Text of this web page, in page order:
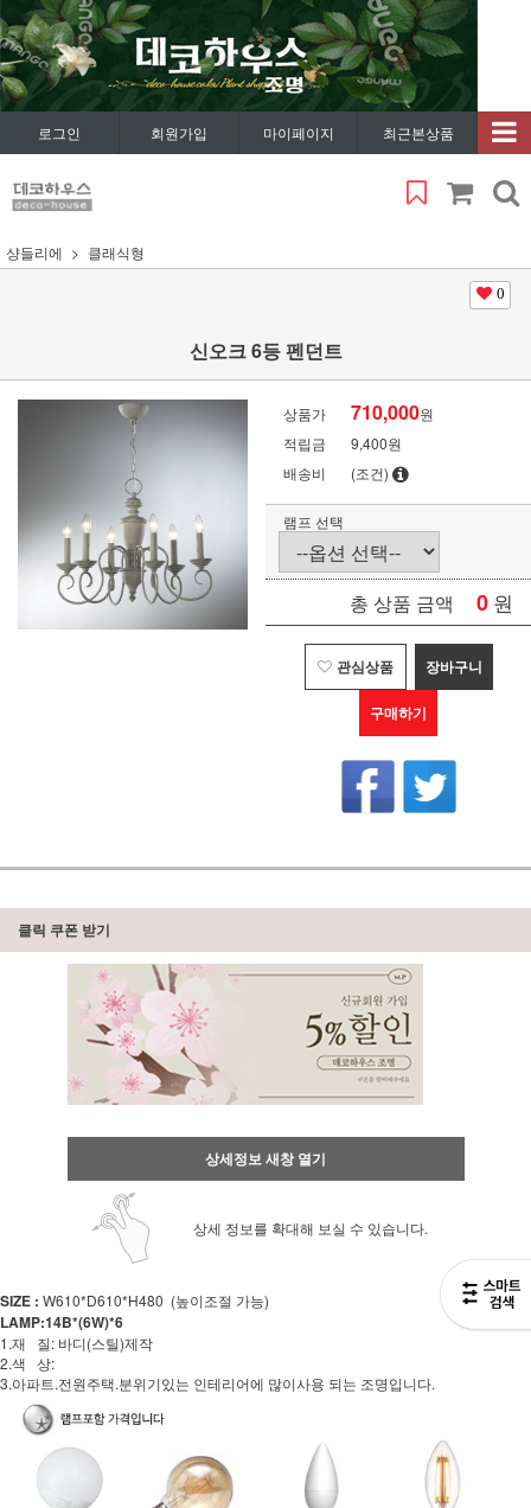
로그인 회원가입 마이페이지 최근본상품
샹들리에 클래식형
0
신오크 6등 펜던트
상품가 710,000원
적립금
9,400원
배송비
(조건)
램프 선택
총 상품 금액 0 원
관심상품 장바구니
구매하기
클릭 쿠폰 받기
상세정보 새창 열기
상세 정보를 확대해 보실 수 있습니다.
SIZE : W610*D610*H480 (높이조절 가능)
LAMP:14B*(6W)*6
1.재 질: 바디(스틸)제작
2.색 상:
3.아파트.전원주택.분위기있는 인테리어에 많이사용 되는 조명입니다.